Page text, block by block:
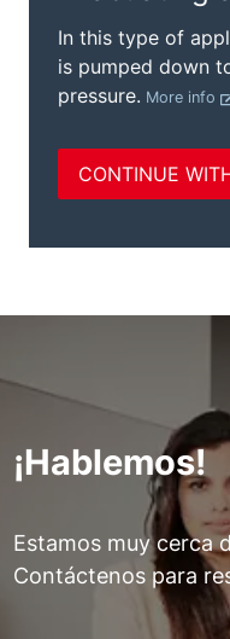
¡Hablemos!
Estamos muy cerca
Contáctenos para